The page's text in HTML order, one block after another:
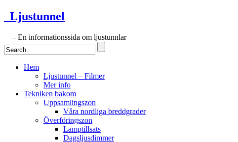
Ljustunnel
– En informationssida om ljustunnlar
Hem
Ljustunnel – Filmer
Mer info
Tekniken bakom
Uppsamlingszon
Våra nordliga breddgrader
Överföringszon
Lamptillsats
Dagsljusdimmer